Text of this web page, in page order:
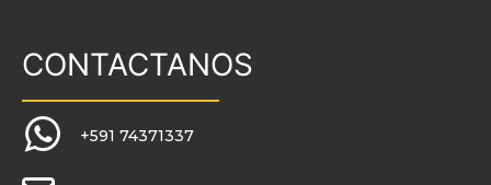
CONTACTANOS
+591 74371337